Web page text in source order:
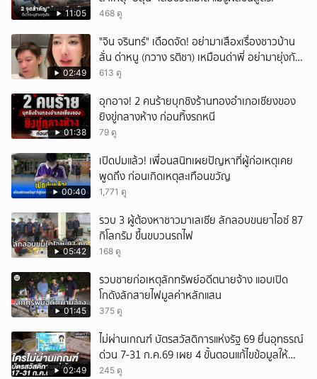
11:05 468 ดู
02:49
ั่"จิน จรินทร์" เดือดจัด! อย่ามาเสือxเรื่องชาวบ้าน
ลั่น ด่าหนู (กวาง รติชา) เหมือนด่าพี่ อย่ามายุ่งกับ
คนของผม จบ!!!
613 ดู
01:38
อุกอาจ! 2 คนร้ายบุกชิงร้านทองอำเภอเชียงของ
ยิงขู่กลางห้าง ก่อนทิ้งรถหนี
79 ดู
00:40
เปิดปมแล้ว! เพื่อนสนิทเผยปัญหาที่ผู้ก่อเหตุเคย
พูดถึง ก่อนเกิดเหตุสะเทือนขวัญ
1,771 ดู
05:42
รวบ 3 ผู้ต้องหาชาวมาเลเซีย ลักลอบขนยาไอซ์ 87
กิโลกรัม ขึ้นขบวนรถไฟ
168 ดู
01:45
รวบชายก่อเหตุลักทรัพย์อดีตนายจ้าง แอบเปิด
โกดังลักสายไฟมูลค่าหลักแสน
375 ดู
02:49
ไม่ผ่านเกณฑ์ บัตรสวัสดิการแห่งรัฐ 69 ยื่นอุทธรณ์
ด่วน 7-31 ก.ค.69 เผย 4 ขั้นตอนแก้ไขข้อมูลให้
ผ่านสิทธิ
245 ดู
ยกเลิก